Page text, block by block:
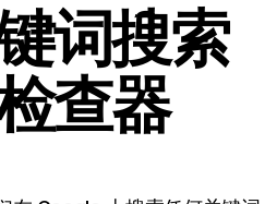
词搜索
查器